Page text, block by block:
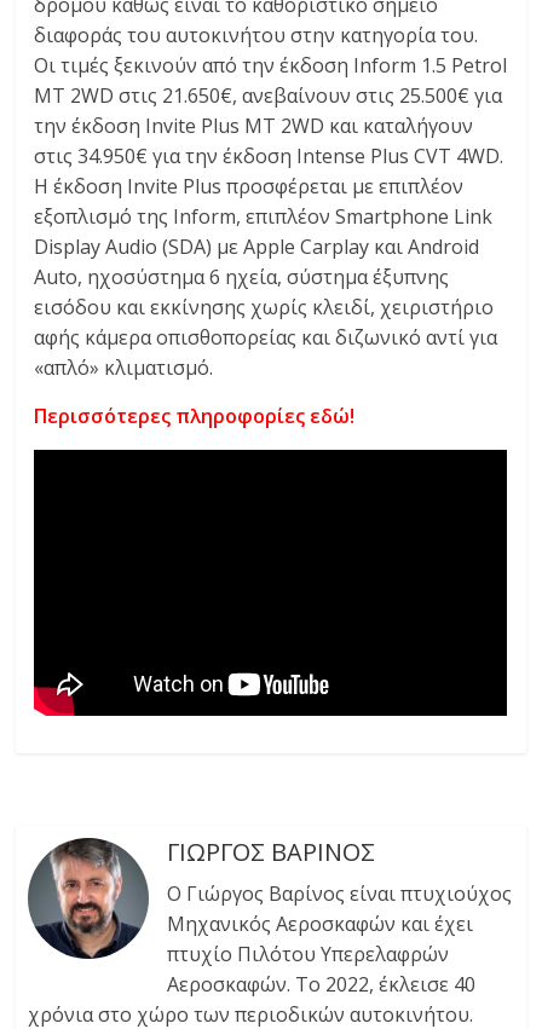
διαφοράς του αυτοκινήτου στην κατηγορία του.
Οι τιμές ξεκινούν από την έκδοση Inform 1.5 Petrol
MT 2WD στις 21.650€, ανεβαίνουν στις 25.500€ για
την έκδοση Invite Plus MT 2WD και καταλήγουν
στις 34.950€ για την έκδοση Intense Plus CVT 4WD.
Η έκδοση Invite Plus προσφέρεται με επιπλέον
εξοπλισμό της Inform, επιπλέον Smartphone Link
Display Audio (SDA) με Apple Carplay και Android
Auto, ηχοσύστημα 6 ηχεία, σύστημα έξυπνης
εισόδου και εκκίνησης χωρίς κλειδί, χειριστήριο
αφής κάμερα οπισθοπορείας και διζωνικό αντί για
«απλό» κλιματισμό.
Περισσότερες πληροφορίες εδώ!
ΓΙΩΡΓΟΣ ΒΑΡΙΝΟΣ
Ο Γιώργος Βαρίνος είναι πτυχιούχος
Μηχανικός Αεροσκαφών και έχει
πτυχίο Πιλότου Υπερελαφρών
Αεροσκαφών. Tο 2022, έκλεισε 40
χρόνια στο χώρο των περιοδικών αυτοκινήτου.